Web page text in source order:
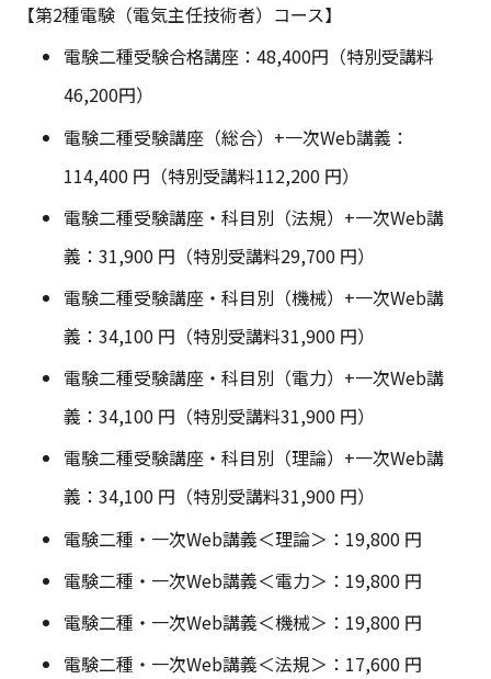
【第2種電験（電気主任技術者）コース】
電験二種受験合格講座：48,400円（特別受講料
46,200円）
電験二種受験講座（総合）+一次Web講義：
114,400 円（特別受講料112,200 円）
電験二種受験講座・科目別（法規）+一次Web講
義：31,900 円（特別受講料29,700 円）
電験二種受験講座・科目別（機械）+一次Web講
義：34,100 円（特別受講料31,900 円）
電験二種受験講座・科目別（電力）+一次Web講
義：34,100 円（特別受講料31,900 円）
電験二種受験講座・科目別（理論）+一次Web講
義：34,100 円（特別受講料31,900 円）
電験二種・一次Web講義＜理論＞：19,800 円
電験二種・一次Web講義＜電力＞：19,800 円
電験二種・一次Web講義＜機械＞：19,800 円
電験二種・一次Web講義＜法規＞：17,600 円